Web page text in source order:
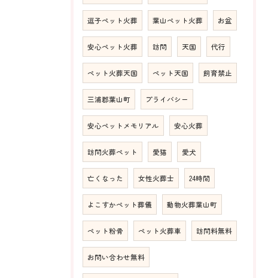
逗子ペット火葬 葉山ペット火葬 お盆
安心ペット火葬 訪問 天国 代行
ペット火葬天国 ペット天国 飼育禁止
三浦郡葉山町 プライバシー
安心ペットメモリアル 安心火葬
訪問火葬ペット 愛猫 愛犬
亡くなった 女性火葬士 24時間
よこすかペット葬儀 動物火葬葉山町
ペット粉骨 ペット火葬車 訪問料無料
お問い合わせ無料